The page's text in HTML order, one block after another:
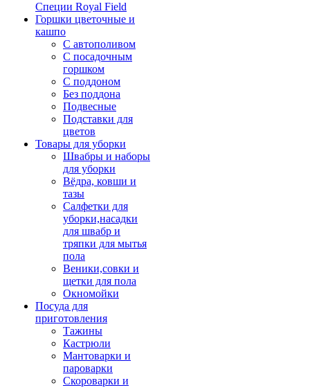
Специи Royal Field
Горшки цветочные и
кашпо
С автополивом
С посадочным
горшком
С поддоном
Без поддона
Подвесные
Подставки для
цветов
Товары для уборки
Швабры и наборы
для уборки
Вёдра, ковши и
тазы
Салфетки для
уборки,насадки
для швабр и
тряпки для мытья
пола
Веники,совки и
щетки для пола
Окномойки
Посуда для
приготовления
Тажины
Кастрюли
Мантоварки и
пароварки
Скороварки и